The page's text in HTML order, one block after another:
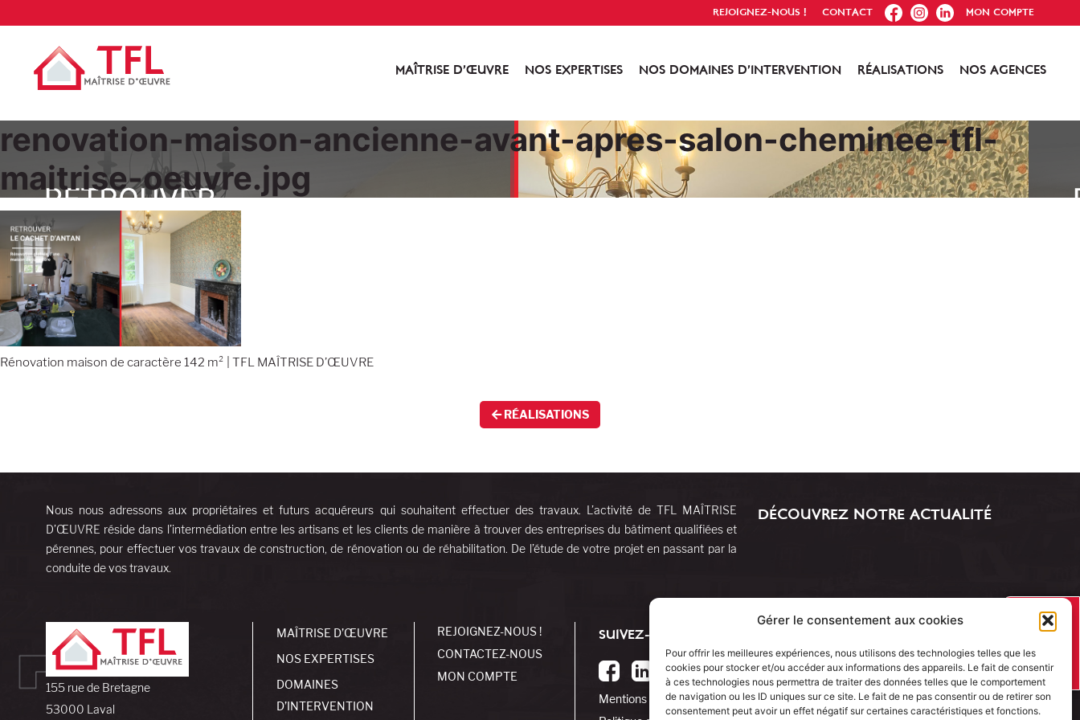
Gérer le consentement aux cookies
Pour offrir les meilleures expériences, nous utilisons des technologies telles que les
cookies pour stocker et/ou accéder aux informations des appareils. Le fait de consentir
à ces technologies nous permettra de traiter des données telles que le comportement
de navigation ou les ID uniques sur ce site. Le fait de ne pas consentir ou de retirer son
consentement peut avoir un effet négatif sur certaines caractéristiques et fonctions.
REJOIGNEZ-NOUS ! CONTACT FB IG IN MON COMPTE
MAÎTRISE D’ŒUVRE NOS EXPERTISES NOS DOMAINES D’INTERVENTION RÉALISATIONS NOS AGENCES
renovation-maison-ancienne-avant-apres-salon-cheminee-tfl-
maitrise-oeuvre.jpg
Rénovation maison de caractère 142 m² | TFL MAÎTRISE D’ŒUVRE
RÉALISATIONS
Nous nous adressons aux propriétaires et futurs acquéreurs qui souhaitent effectuer des travaux. L’activité de TFL MAÎTRISE
D’ŒUVRE réside dans l’intermédiation entre les artisans et les clients de manière à trouver des entreprises du bâtiment qualifiées et
pérennes, pour effectuer vos travaux de construction, de rénovation ou de réhabilitation. De l’étude de votre projet en passant par la
conduite de vos travaux.
155 rue de Bretagne
53000 Laval
MAÎTRISE D’ŒUVRE
NOS EXPERTISES
DOMAINES
D’INTERVENTION
REJOIGNEZ-NOUS !
CONTACTEZ-NOUS
MON COMPTE
SUIVEZ-NOUS !
Mentions légales
DÉCOUVREZ NOTRE ACTUALITÉ
J’AI UN
PROJET